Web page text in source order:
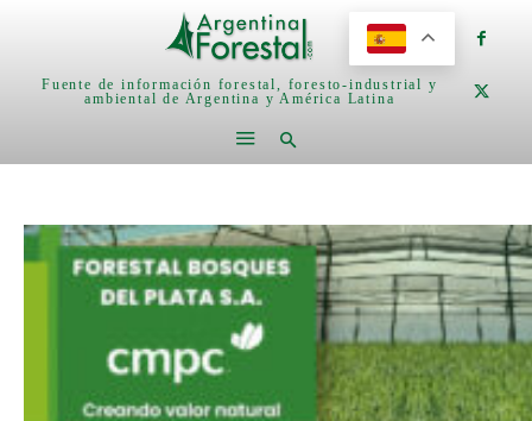
Fuente de información forestal, foresto-industrial y
ambiental de Argentina y América Latina